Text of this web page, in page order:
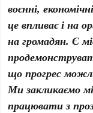
воєнні,
це впливає і на
на громадян. Є
що прогрес
Ми закликаємо
працювати з